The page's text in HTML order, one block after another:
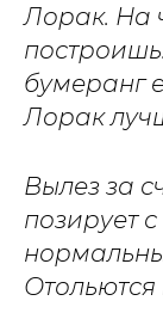
Лорак. На
бумеранг
Лорак
Вылез за
позирует